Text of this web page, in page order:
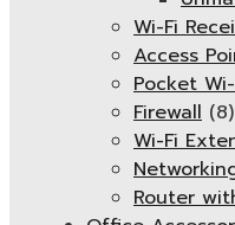
Wi-Fi
Access
Pocket
Firewall (8)
Wi-Fi
Router